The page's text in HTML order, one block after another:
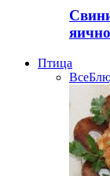
Птица
Все